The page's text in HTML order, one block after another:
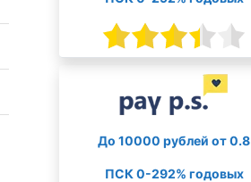
До 10000 рублей от 0.8
ПСК 0-292% годовых